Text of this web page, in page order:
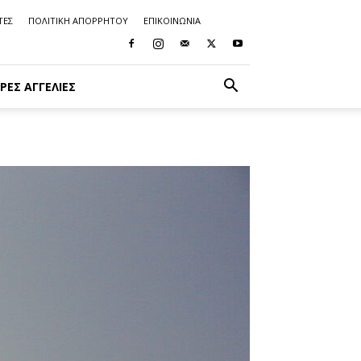
ΠΟΛΙΤΙΚΗ ΑΠΟΡΡΗΤΟΥ ΕΠΙΚΟΙΝΩΝΙΑ
ΑΓΓΕΛΊΕΣ